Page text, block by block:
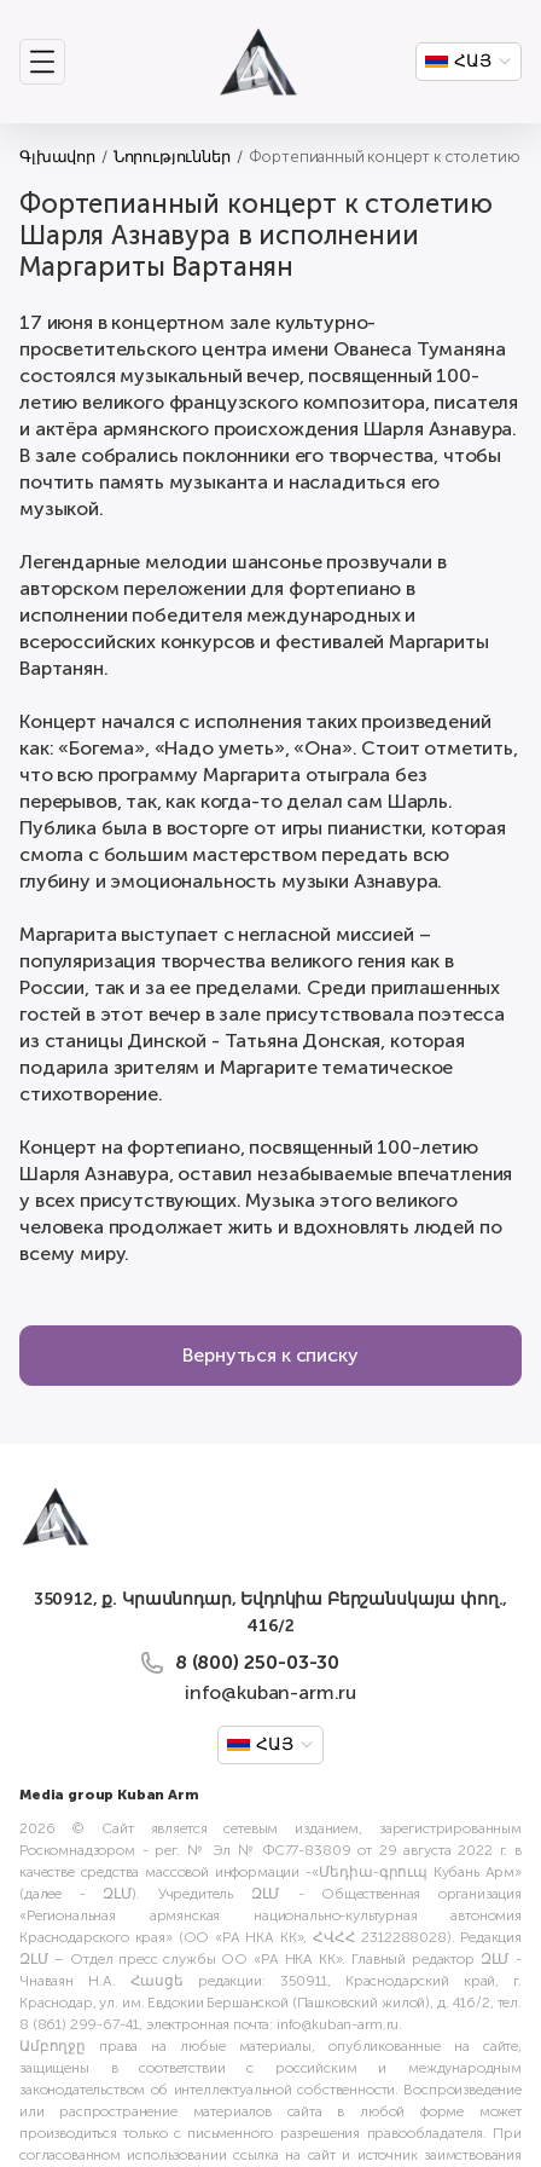
ՀԱՅ
Գլխավոր Նորություններ Фортепианный концерт к столетию
Фортепианный концерт к столетию
Шарля Азнавура в исполнении
Маргариты Вартанян
17 июня в концертном зале культурно-
просветительского центра имени Ованеса Туманяна
состоялся музыкальный вечер, посвященный 100-
летию великого французского композитора, писателя
и актёра армянского происхождения Шарля Азнавура.
В зале собрались поклонники его творчества, чтобы
почтить память музыканта и насладиться его
музыкой.
Легендарные мелодии шансонье прозвучали в
авторском переложении для фортепиано в
исполнении победителя международных и
всероссийских конкурсов и фестивалей Маргариты
Вартанян.
Концерт начался с исполнения таких произведений
как: «Богема», «Надо уметь», «Она». Стоит отметить,
что всю программу Маргарита отыграла без
перерывов, так, как когда-то делал сам Шарль.
Публика была в восторге от игры пианистки, которая
смогла с большим мастерством передать всю
глубину и эмоциональность музыки Азнавура.
Маргарита выступает с негласной миссией –
популяризация творчества великого гения как в
России, так и за ее пределами. Среди приглашенных
гостей в этот вечер в зале присутствовала поэтесса
из станицы Динской - Татьяна Донская, которая
подарила зрителям и Маргарите тематическое
стихотворение.
Концерт на фортепиано, посвященный 100-летию
Шарля Азнавура, оставил незабываемые впечатления
у всех присутствующих. Музыка этого великого
человека продолжает жить и вдохновлять людей по
всему миру.
Вернуться к списку
350912, ք. Կրասնոդար, Եվդոկիա Բերշանսկայա փող.,
416/2
8 (800) 250-03-30
info@kuban-arm.ru
ՀԱՅ
Media group Kuban Arm
2026 © Сайт является сетевым изданием, зарегистрированным
Роскомнадзором - рег. № Эл № ФС77-83809 от 29 августа 2022 г. в
качестве средства массовой информации -«Մեդիա-գրուպ Кубань Арм»
(далее - ԶԼՄ). Учредитель ԶԼՄ - Общественная организация
«Региональная армянская национально-культурная автономия
Краснодарского края» (ОО «РА НКА КК», ՀՎՀՀ 2312288028). Редакция
ԶԼՄ – Отдел пресс службы ОО «РА НКА КК». Главный редактор ԶԼՄ -
Чнаваян Н.А. Հասցե редакции: 350911, Краснодарский край, г.
Краснодар, ул. им. Евдокии Бершанской (Пашковский жилой), д. 416/2, тел.
8 (861) 299-67-41, электронная почта: info@kuban-arm.ru.
Ամբողջը права на любые материалы, опубликованные на сайте,
защищены в соответствии с российским и международным
законодательством об интеллектуальной собственности. Воспроизведение
или распространение материалов сайта в любой форме может
производиться только с письменного разрешения правообладателя. При
согласованном использовании ссылка на сайт и источник заимствования